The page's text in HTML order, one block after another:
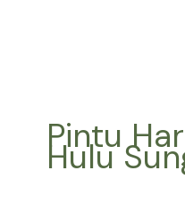
Pintu
Hulu